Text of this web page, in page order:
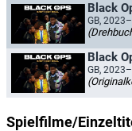
Black
GB, 2023–
Black
GB, 2023–
Spielfilme/